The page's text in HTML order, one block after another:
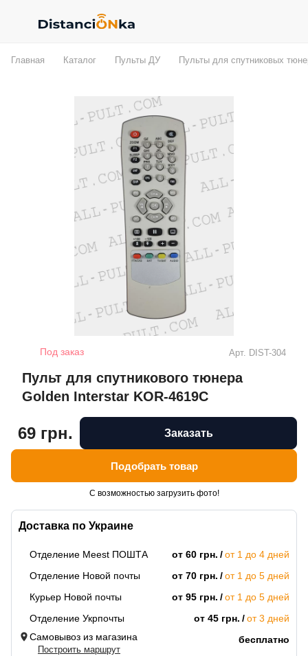
Главная Каталог Пульты ДУ Пульты для спутниковых
Под заказ Арт. DIST-304
Пульт для спутникового тюнера
Golden Interstar KOR-4619C
Доставка по Украине
Отделение Meest ПОШТА от 60 грн.
от 1 до 4 дней
Отделение Новой почты
от 70 грн.
от 1 до 5 дней
Курьер Новой почты
от 95 грн.
от 1 до 5 дней
Отделение Укрпочты
от 45 грн.
от 3 дней
Самовывоз из магазина
Построить маршрут
бесплатно
69 грн. Заказать
Подобрать товар
С возможностью загрузить фото!